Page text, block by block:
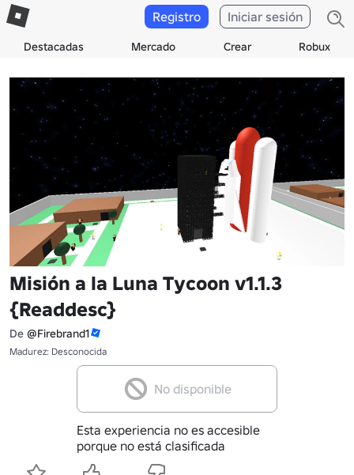
Destacadas Mercado Crear Robux
Registro Iniciar sesión
Misión a la Luna Tycoon v1.1.3
{Readdesc}
De @Firebrand1
Madurez: Desconocida
No disponible
Esta experiencia no es accesible
porque no está clasificada